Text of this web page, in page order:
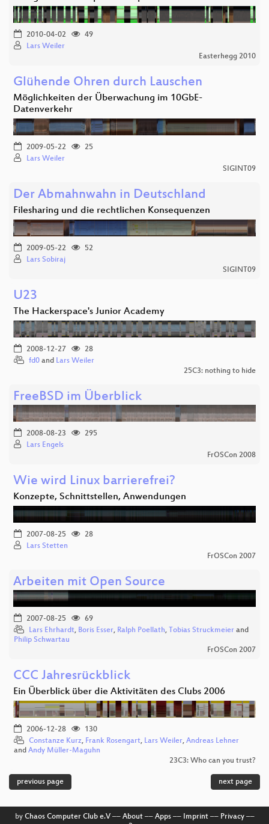
2010-04-02
49
Lars Weiler
Easterhegg 2010
Glühende Ohren durch Lauschen
Möglichkeiten der Überwachung im 10GbE-
Datenverkehr
2009-05-22
25
Lars Weiler
SIGINT09
Der Abmahnwahn in Deutschland
Filesharing und die rechtlichen Konsequenzen
2009-05-22
52
Lars Sobiraj
SIGINT09
U23
The Hackerspace's Junior Academy
2008-12-27
28
fd0 and Lars Weiler
25C3: nothing to hide
FreeBSD im Überblick
2008-08-23
295
Lars Engels
FrOSCon 2008
Wie wird Linux barrierefrei?
Konzepte, Schnittstellen, Anwendungen
2007-08-25
28
Lars Stetten
FrOSCon 2007
Arbeiten mit Open Source
2007-08-25
69
Lars Ehrhardt, Boris Esser, Ralph Poellath, Tobias Struckmeier and
Philip Schwartau
FrOSCon 2007
CCC Jahresrückblick
Ein Überblick über die Aktivitäten des Clubs 2006
2006-12-28
130
Constanze Kurz, Frank Rosengart, Lars Weiler, Andreas Lehner
and Andy Müller-Maguhn
23C3: Who can you trust?
previous page next page
by Chaos Computer Club e.V–– About–– Apps–– Imprint–– Privacy––